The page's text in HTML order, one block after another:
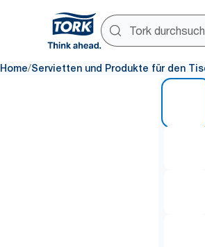
Home/Servietten und Produkte für den